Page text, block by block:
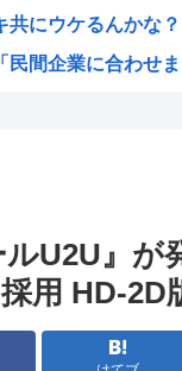
共にウケるんかな？
民間企業に合わせま
んなことでは国民...
身麻痺へ…「死んだ
U2U』が
用 HD-